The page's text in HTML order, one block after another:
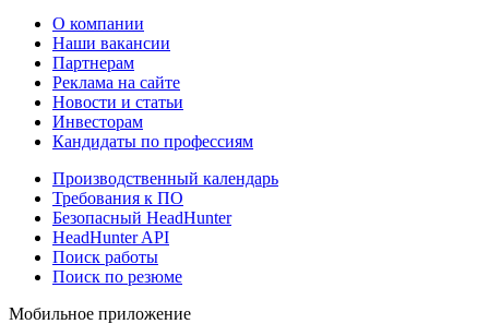
О компании
Наши вакансии
Партнерам
Реклама на сайте
Новости и статьи
Инвесторам
Кандидаты по профессиям
Производственный календарь
Требования к ПО
Безопасный HeadHunter
HeadHunter API
Поиск работы
Поиск по резюме
Мобильное приложение